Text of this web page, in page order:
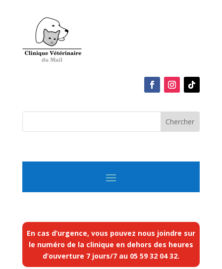
En cas d’urgence, vous pouvez nous joindre sur
le numéro de la clinique en dehors des heures
d’ouverture 7 jours/7 au 05 59 32 04 32.